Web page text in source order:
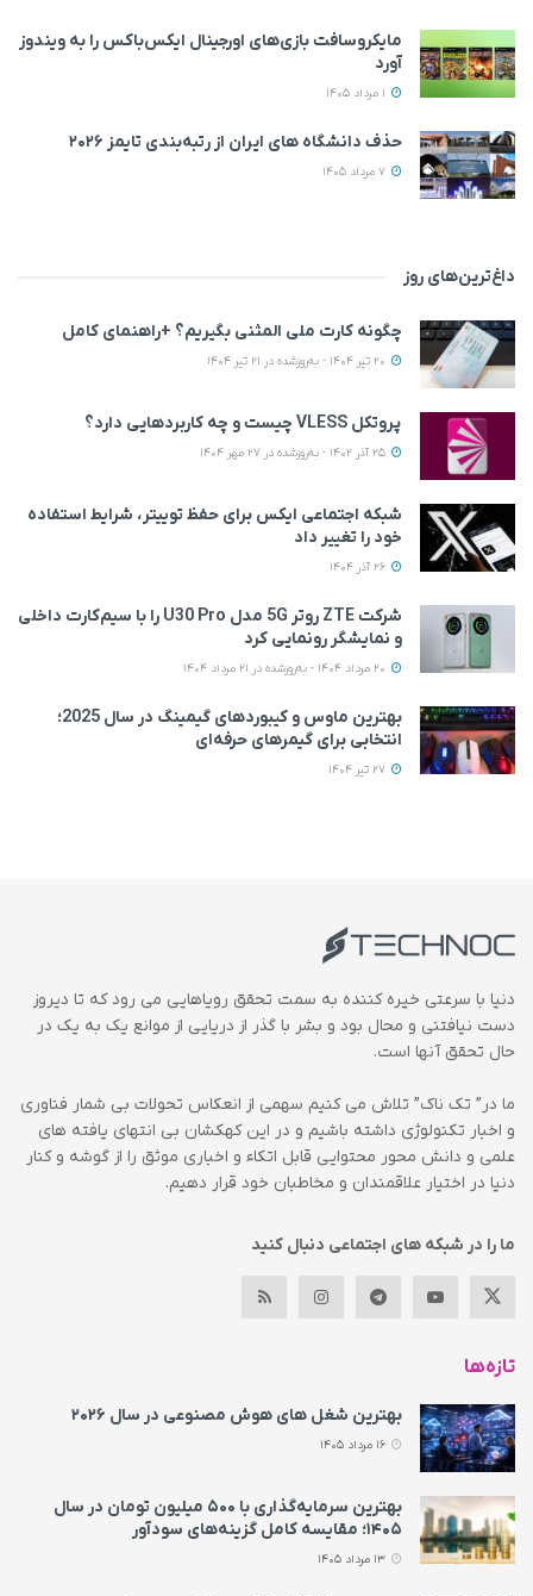
مایکروسافت بازی‌های اورجینال ایکس‌باکس را به ویندوز
آورد
حذف دانشگاه های ایران از رتبه‌بندی تایمز ۲۰۲۶
داغ‌ترین‌های روز
چگونه کارت ملی المثنی بگیریم؟ +راهنمای کامل
پروتکل VLESS چیست و چه کاربردهایی دارد؟
شبکه اجتماعی ایکس برای حفظ توییتر، شرایط استفاده
خود را تغییر داد
شرکت ZTE روتر 5G مدل U30 Pro را با سیم‌کارت داخلی
و نمایشگر رونمایی کرد
بهترین ماوس و کیبوردهای گیمینگ در سال 2025؛
انتخابی برای گیمرهای حرفه‌ای
دنیا با سرعتی خیره کننده به سمت تحقق رویاهایی می رود که تا دیروز
دست نیافتنی و محال بود و بشر با گذر از دریایی از موانع یک به یک در
حال تحقق آنها است.
ما در” تک ناک” تلاش می کنیم سهمی از انعکاس تحولات بی شمار فناوری
و اخبار تکنولوژی داشته باشیم و در این کهکشان بی انتهای یافته های
علمی و دانش محور محتوایی قابل اتکاء و اخباری موثق را از گوشه و کنار
دنیا در اختیار علاقمندان و مخاطبان خود قرار دهیم.
ما را در شبکه های اجتماعی دنبال کنید
تازه‌ها
بهترین شغل های هوش مصنوعی در سال ۲۰۲۶
بهترین سرمایه‌گذاری با ۵۰۰ میلیون تومان در سال
۱۴۰۵؛ مقایسه کامل گزینه‌های سودآور